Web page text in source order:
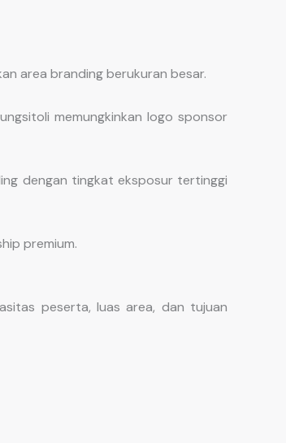
area branding berukuran besar.
memungkinkan logo sponsor
dengan tingkat eksposur tertinggi
premium.
peserta, luas area, dan tujuan